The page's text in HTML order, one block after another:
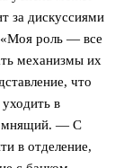
за дискуссиями
«Моя роль — все
механизмы их
что
в
— С
в отделение,